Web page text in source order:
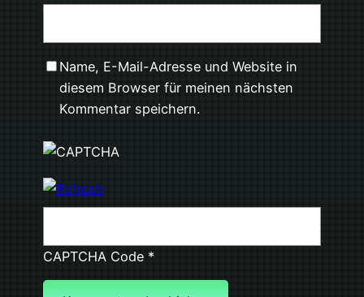
Name, E-Mail-Adresse und Website in
diesem Browser für meinen nächsten
Kommentar speichern.
CAPTCHA Code*